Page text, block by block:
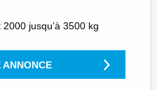
jusqu’à 3500 kg